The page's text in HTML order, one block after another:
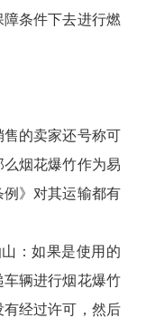
条件下去进行燃
的卖家还号称可
烟花爆竹作为易
》对其运输都有
：如果是使用的
辆进行烟花爆竹
经过许可，然后